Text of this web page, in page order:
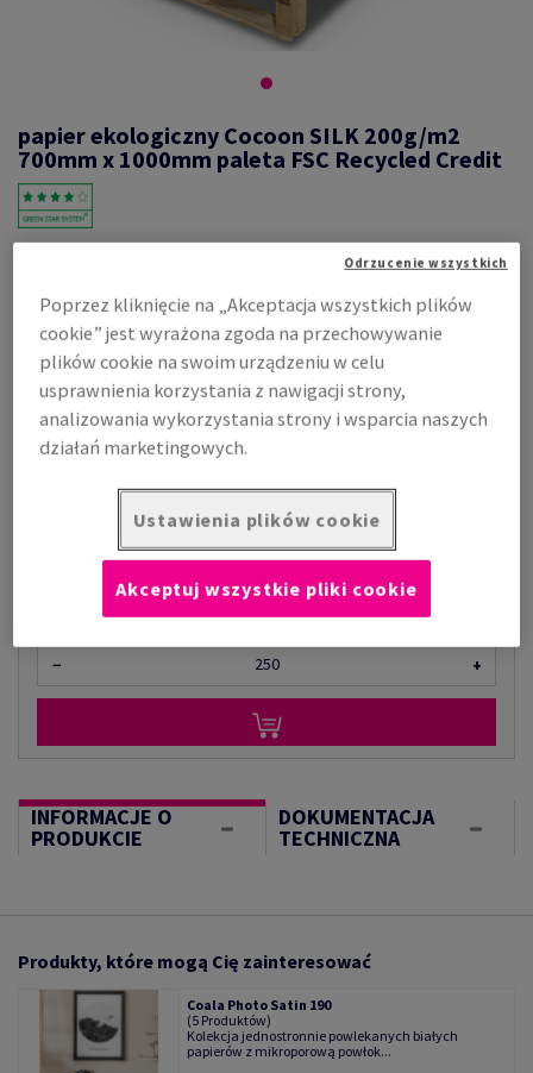
papier ekologiczny Cocoon SILK 200g/m2
700mm x 1000mm paleta FSC Recycled Credit
Cocoon, SILK, satyna, 2-stronnie powlekany, biały, 100% masy
makulaturowej, 200g/m2, 700mm x 1000mm, B1, LG, nieryzowane na
pal. 5500 ark., flaga co 250 ark., FSC Recycled Credit
Zobacz dane techniczne
Cena z uwzględnieniem VAT
14,62 zł
W MAGAZYNIE
Ilość produktu
− +
INFORMACJE O
PRODUKCIE
DOKUMENTACJA
TECHNICZNA
Produkty, które mogą Cię zainteresować
Coala Photo Satin 190
(5 Produktów)
Kolekcja jednostronnie powlekanych białych
papierów z mikroporową powłok...
Poprzez kliknięcie na „Akceptacja wszystkich plików
cookie” jest wyrażona zgoda na przechowywanie
plików cookie na swoim urządzeniu w celu
usprawnienia korzystania z nawigacji strony,
analizowania wykorzystania strony i wsparcia naszych
działań marketingowych.
Ustawienia plików cookie
Odrzucenie wszystkich
Akceptuj wszystkie pliki cookie